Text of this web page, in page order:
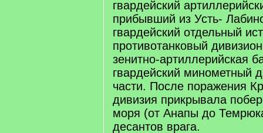
гвардейский
прибывший из Усть-
гвардейский отдельный
противотанковый
зенитно-артиллерийская
гвардейский минометный
части. После поражения
дивизия прикрывала
моря (от Анапы до
десантов врага.